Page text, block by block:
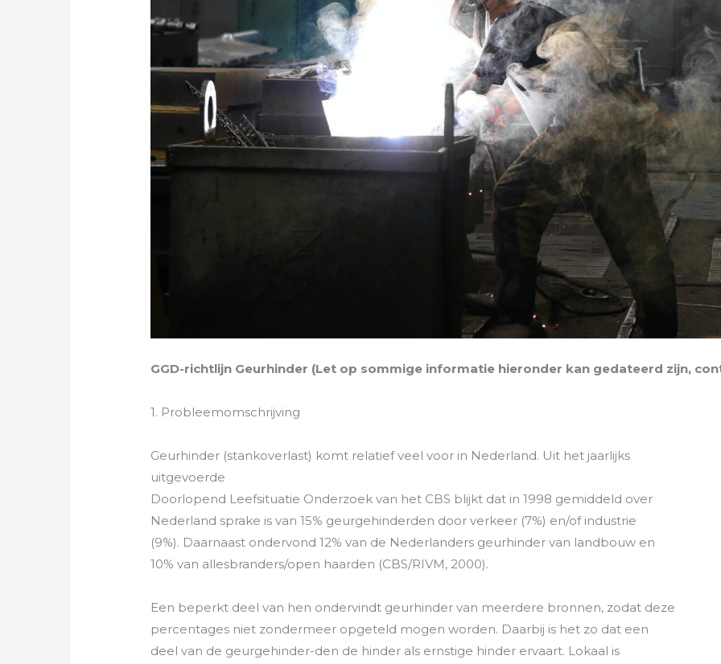
GGD-richtlijn Geurhinder (Let op sommige informatie hieronder kan gedateerd zijn,
1. Probleemomschrijving
Geurhinder (stankoverlast) komt relatief veel voor in Nederland. Uit het jaarlijks
uitgevoerde
Doorlopend Leefsituatie Onderzoek van het CBS blijkt dat in 1998 gemiddeld over
Nederland sprake is van 15% geurgehinderden door verkeer (7%) en/of industrie
(9%). Daarnaast ondervond 12% van de Nederlanders geurhinder van landbouw en
10% van allesbranders/open haarden (CBS/RIVM, 2000).
Een beperkt deel van hen ondervindt geurhinder van meerdere bronnen, zodat deze
percentages niet zondermeer opgeteld mogen worden. Daarbij is het zo dat een
deel van de geurgehinder-den de hinder als ernstige hinder ervaart. Lokaal is